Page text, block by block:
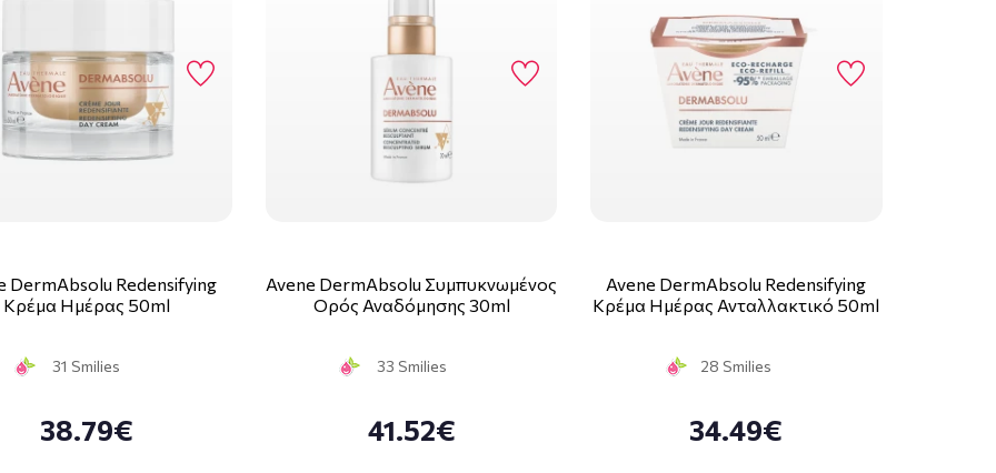
DermAbsolu Redensifying
Κρέμα Ημέρας 50ml
31 Smilies
38.79€
Avene DermAbsolu Συμπυκνωμένος
Ορός Αναδόμησης 30ml
33 Smilies
41.52€
Avene DermAbsolu Redensifying
Κρέμα Ημέρας Ανταλλακτικό 50ml
28 Smilies
34.49€